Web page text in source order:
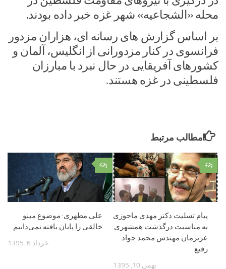
محله «الشجاعیه» شهر غزه خبر داده بودند.
بر اساس گزارش های رسانه ای، هزاران مزدور
فرانسوی در کنار مزدورانی از انگلیس، آلمان و
کشورهای آفریقایی در حال نبرد با مبارزان
فلسطینی در غزه هستند.
مطالب مرتبط
۰
علی مطهری: موضوع مینو
خالقی را پایان یافته نمی‌دانیم
خرداد 6, 1395
۰
پیام تسلیت دکتر مهدی ماحوزی
به مناسبت درگذشت همشهری
عزیزمان مهندس محمد جواد
رفیع
بهمن 10, 1395